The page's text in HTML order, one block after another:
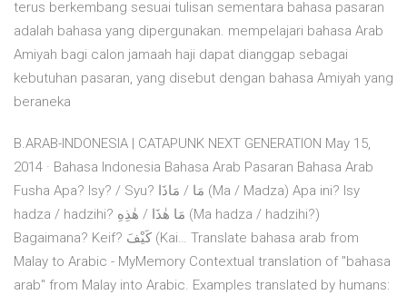
terus berkembang sesuai tulisan sementara bahasa pasaran
adalah bahasa yang dipergunakan. mempelajari bahasa Arab
Amiyah bagi calon jamaah haji dapat dianggap sebagai
kebutuhan pasaran, yang disebut dengan bahasa Amiyah yang
beraneka
B.ARAB-INDONESIA | CATAPUNK NEXT GENERATION May 15,
2014 · Bahasa Indonesia Bahasa Arab Pasaran Bahasa Arab
Fusha Apa? Isy? / Syu? مَا / مَاذَا (Ma / Madza) Apa ini? Isy
hadza / hadzihi? مَا هٰذَا / هٰذِهِ (Ma hadza / hadzihi?)
Bagaimana? Keif? كَيْفَ (Kai… Translate bahasa arab from
Malay to Arabic - MyMemory Contextual translation of "bahasa
arab" from Malay into Arabic. Examples translated by humans: